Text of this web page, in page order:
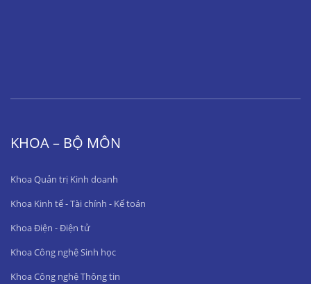
KHOA – BỘ MÔN
Khoa Quản trị Kinh doanh
Khoa Kinh tế - Tài chính - Kế toán
Khoa Điện - Điện tử
Khoa Công nghệ Sinh học
Khoa Công nghệ Thông tin